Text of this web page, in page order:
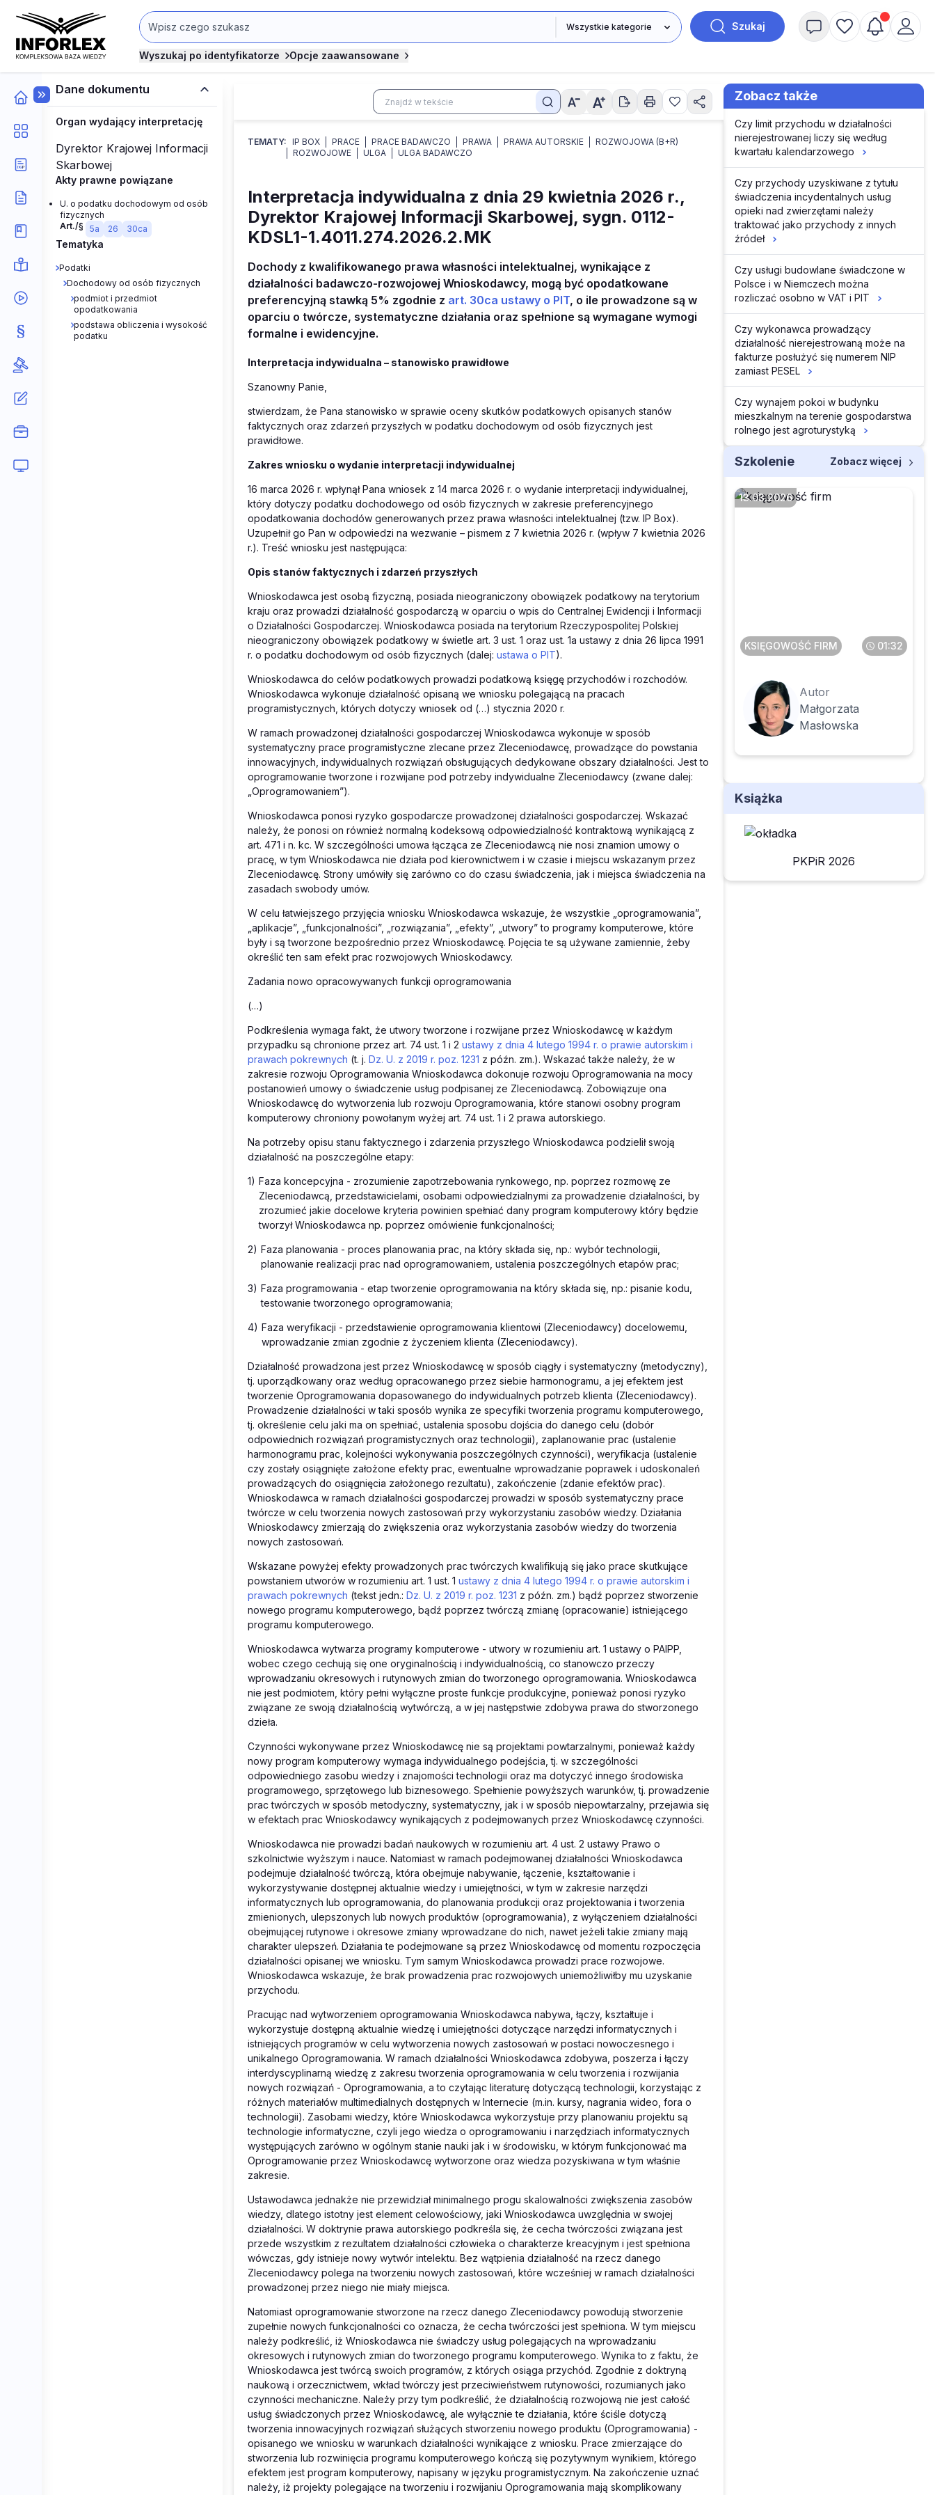
Szukaj
Wyszukaj po identyfikatorze Opcje zaawansowane
Dane dokumentu
Organ wydający interpretację
Dyrektor Krajowej Informacji
Skarbowej
Akty prawne powiązane
U. o podatku dochodowym od osób
fizycznych
Art./§
5a 26 30ca
Tematyka
Podatki
Dochodowy od osób fizycznych
podmiot i przedmiot
opodatkowania
podstawa obliczenia i wysokość
podatku
TEMATY: IP BOX PRACE PRACE BADAWCZO PRAWA PRAWA AUTORSKIE
ROZWOJOWA (B+R)
ROZWOJOWE
ULGA ULGA BADAWCZO
Interpretacja indywidualna z dnia 29 kwietnia 2026 r.,
Dyrektor Krajowej Informacji Skarbowej, sygn. 0112-
KDSL1-1.4011.274.2026.2.MK
Dochody z kwalifikowanego prawa własności intelektualnej, wynikające z
działalności badawczo-rozwojowej Wnioskodawcy, mogą być opodatkowane
preferencyjną stawką 5% zgodnie z art. 30ca ustawy o PIT, o ile prowadzone są w
oparciu o twórcze, systematyczne działania oraz spełnione są wymagane wymogi
formalne i ewidencyjne.
Interpretacja indywidualna – stanowisko prawidłowe
Szanowny Panie,
stwierdzam, że Pana stanowisko w sprawie oceny skutków podatkowych opisanych stanów
faktycznych oraz zdarzeń przyszłych w podatku dochodowym od osób fizycznych jest
prawidłowe.
Zakres wniosku o wydanie interpretacji indywidualnej
16 marca 2026 r. wpłynął Pana wniosek z 14 marca 2026 r. o wydanie interpretacji indywidualnej,
który dotyczy podatku dochodowego od osób fizycznych w zakresie preferencyjnego
opodatkowania dochodów generowanych przez prawa własności intelektualnej (tzw. IP Box).
Uzupełnił go Pan w odpowiedzi na wezwanie – pismem z 7 kwietnia 2026 r. (wpływ 7 kwietnia 2026
r.). Treść wniosku jest następująca:
Opis stanów faktycznych i zdarzeń przyszłych
Wnioskodawca jest osobą fizyczną, posiada nieograniczony obowiązek podatkowy na terytorium
kraju oraz prowadzi działalność gospodarczą w oparciu o wpis do Centralnej Ewidencji i Informacji
o Działalności Gospodarczej. Wnioskodawca posiada na terytorium Rzeczypospolitej Polskiej
nieograniczony obowiązek podatkowy w świetle art. 3 ust. 1 oraz ust. 1a ustawy z dnia 26 lipca 1991
r. o podatku dochodowym od osób fizycznych (dalej: ustawa o PIT).
Wnioskodawca do celów podatkowych prowadzi podatkową księgę przychodów i rozchodów.
Wnioskodawca wykonuje działalność opisaną we wniosku polegającą na pracach
programistycznych, których dotyczy wniosek od (…) stycznia 2020 r.
W ramach prowadzonej działalności gospodarczej Wnioskodawca wykonuje w sposób
systematyczny prace programistyczne zlecane przez Zleceniodawcę, prowadzące do powstania
innowacyjnych, indywidualnych rozwiązań obsługujących dedykowane obszary działalności. Jest to
oprogramowanie tworzone i rozwijane pod potrzeby indywidualne Zleceniodawcy (zwane dalej:
„Oprogramowaniem”).
Wnioskodawca ponosi ryzyko gospodarcze prowadzonej działalności gospodarczej. Wskazać
należy, że ponosi on również normalną kodeksową odpowiedzialność kontraktową wynikającą z
art. 471 i n. kc. W szczególności umowa łącząca ze Zleceniodawcą nie nosi znamion umowy o
pracę, w tym Wnioskodawca nie działa pod kierownictwem i w czasie i miejscu wskazanym przez
Zleceniodawcę. Strony umówiły się zarówno co do czasu świadczenia, jak i miejsca świadczenia na
zasadach swobody umów.
W celu łatwiejszego przyjęcia wniosku Wnioskodawca wskazuje, że wszystkie „oprogramowania”,
„aplikacje”, „funkcjonalności”, „rozwiązania”, „efekty”, „utwory” to programy komputerowe, które
były i są tworzone bezpośrednio przez Wnioskodawcę. Pojęcia te są używane zamiennie, żeby
określić ten sam efekt prac rozwojowych Wnioskodawcy.
Zadania nowo opracowywanych funkcji oprogramowania
(…)
Podkreślenia wymaga fakt, że utwory tworzone i rozwijane przez Wnioskodawcę w każdym
przypadku są chronione przez art. 74 ust. 1 i 2 ustawy z dnia 4 lutego 1994 r. o prawie autorskim i
prawach pokrewnych (t. j. Dz. U. z 2019 r. poz. 1231 z późn. zm.). Wskazać także należy, że w
zakresie rozwoju Oprogramowania Wnioskodawca dokonuje rozwoju Oprogramowania na mocy
postanowień umowy o świadczenie usług podpisanej ze Zleceniodawcą. Zobowiązuje ona
Wnioskodawcę do wytworzenia lub rozwoju Oprogramowania, które stanowi osobny program
komputerowy chroniony powołanym wyżej art. 74 ust. 1 i 2 prawa autorskiego.
Na potrzeby opisu stanu faktycznego i zdarzenia przyszłego Wnioskodawca podzielił swoją
działalność na poszczególne etapy:
1) Faza koncepcyjna - zrozumienie zapotrzebowania rynkowego, np. poprzez rozmowę ze
Zleceniodawcą, przedstawicielami, osobami odpowiedzialnymi za prowadzenie działalności, by
zrozumieć jakie docelowe kryteria powinien spełniać dany program komputerowy który będzie
tworzył Wnioskodawca np. poprzez omówienie funkcjonalności;
2) Faza planowania - proces planowania prac, na który składa się, np.: wybór technologii,
planowanie realizacji prac nad oprogramowaniem, ustalenia poszczególnych etapów prac;
3) Faza programowania - etap tworzenie oprogramowania na który składa się, np.: pisanie kodu,
testowanie tworzonego oprogramowania;
4) Faza weryfikacji - przedstawienie oprogramowania klientowi (Zleceniodawcy) docelowemu,
wprowadzanie zmian zgodnie z życzeniem klienta (Zleceniodawcy).
Działalność prowadzona jest przez Wnioskodawcę w sposób ciągły i systematyczny (metodyczny),
tj. uporządkowany oraz według opracowanego przez siebie harmonogramu, a jej efektem jest
tworzenie Oprogramowania dopasowanego do indywidualnych potrzeb klienta (Zleceniodawcy).
Prowadzenie działalności w taki sposób wynika ze specyfiki tworzenia programu komputerowego,
tj. określenie celu jaki ma on spełniać, ustalenia sposobu dojścia do danego celu (dobór
odpowiednich rozwiązań programistycznych oraz technologii), zaplanowanie prac (ustalenie
harmonogramu prac, kolejności wykonywania poszczególnych czynności), weryfikacja (ustalenie
czy zostały osiągnięte założone efekty prac, ewentualne wprowadzanie poprawek i udoskonaleń
prowadzących do osiągnięcia założonego rezultatu), zakończenie (zdanie efektów prac).
Wnioskodawca w ramach działalności gospodarczej prowadzi w sposób systematyczny prace
twórcze w celu tworzenia nowych zastosowań przy wykorzystaniu zasobów wiedzy. Działania
Wnioskodawcy zmierzają do zwiększenia oraz wykorzystania zasobów wiedzy do tworzenia
nowych zastosowań.
Wskazane powyżej efekty prowadzonych prac twórczych kwalifikują się jako prace skutkujące
powstaniem utworów w rozumieniu art. 1 ust. 1 ustawy z dnia 4 lutego 1994 r. o prawie autorskim i
prawach pokrewnych (tekst jedn.: Dz. U. z 2019 r. poz. 1231 z późn. zm.) bądź poprzez stworzenie
nowego programu komputerowego, bądź poprzez twórczą zmianę (opracowanie) istniejącego
programu komputerowego.
Wnioskodawca wytwarza programy komputerowe - utwory w rozumieniu art. 1 ustawy o PAIPP,
wobec czego cechują się one oryginalnością i indywidualnością, co stanowczo przeczy
wprowadzaniu okresowych i rutynowych zmian do tworzonego oprogramowania. Wnioskodawca
nie jest podmiotem, który pełni wyłączne proste funkcje produkcyjne, ponieważ ponosi ryzyko
związane ze swoją działalnością wytwórczą, a w jej następstwie zdobywa prawa do stworzonego
dzieła.
Czynności wykonywane przez Wnioskodawcę nie są projektami powtarzalnymi, ponieważ każdy
nowy program komputerowy wymaga indywidualnego podejścia, tj. w szczególności
odpowiedniego zasobu wiedzy i znajomości technologii oraz ma dotyczyć innego środowiska
programowego, sprzętowego lub biznesowego. Spełnienie powyższych warunków, tj. prowadzenie
prac twórczych w sposób metodyczny, systematyczny, jak i w sposób niepowtarzalny, przejawia się
w efektach prac Wnioskodawcy wynikających z podejmowanych przez Wnioskodawcę czynności.
Wnioskodawca nie prowadzi badań naukowych w rozumieniu art. 4 ust. 2 ustawy Prawo o
szkolnictwie wyższym i nauce. Natomiast w ramach podejmowanej działalności Wnioskodawca
podejmuje działalność twórczą, która obejmuje nabywanie, łączenie, kształtowanie i
wykorzystywanie dostępnej aktualnie wiedzy i umiejętności, w tym w zakresie narzędzi
informatycznych lub oprogramowania, do planowania produkcji oraz projektowania i tworzenia
zmienionych, ulepszonych lub nowych produktów (oprogramowania), z wyłączeniem działalności
obejmującej rutynowe i okresowe zmiany wprowadzane do nich, nawet jeżeli takie zmiany mają
charakter ulepszeń. Działania te podejmowane są przez Wnioskodawcę od momentu rozpoczęcia
działalności opisanej we wniosku. Tym samym Wnioskodawca prowadzi prace rozwojowe.
Wnioskodawca wskazuje, że brak prowadzenia prac rozwojowych uniemożliwiłby mu uzyskanie
przychodu.
Pracując nad wytworzeniem oprogramowania Wnioskodawca nabywa, łączy, kształtuje i
wykorzystuje dostępną aktualnie wiedzę i umiejętności dotyczące narzędzi informatycznych i
istniejących programów w celu wytworzenia nowych zastosowań w postaci nowoczesnego i
unikalnego Oprogramowania. W ramach działalności Wnioskodawca zdobywa, poszerza i łączy
interdyscyplinarną wiedzę z zakresu tworzenia oprogramowania w celu tworzenia i rozwijania
nowych rozwiązań - Oprogramowania, a to czytając literaturę dotyczącą technologii, korzystając z
różnych materiałów multimedialnych dostępnych w Internecie (m.in. kursy, nagrania wideo, fora o
technologii). Zasobami wiedzy, które Wnioskodawca wykorzystuje przy planowaniu projektu są
technologie informatyczne, czyli jego wiedza o oprogramowaniu i narzędziach informatycznych
występujących zarówno w ogólnym stanie nauki jak i w środowisku, w którym funkcjonować ma
Oprogramowanie przez Wnioskodawcę wytworzone oraz wiedza pozyskiwana w tym właśnie
zakresie.
Ustawodawca jednakże nie przewidział minimalnego progu skalowalności zwiększenia zasobów
wiedzy, dlatego istotny jest element celowościowy, jaki Wnioskodawca uwzględnia w swojej
działalności. W doktrynie prawa autorskiego podkreśla się, że cecha twórczości związana jest
przede wszystkim z rezultatem działalności człowieka o charakterze kreacyjnym i jest spełniona
wówczas, gdy istnieje nowy wytwór intelektu. Bez wątpienia działalność na rzecz danego
Zleceniodawcy polega na tworzeniu nowych zastosowań, które wcześniej w ramach działalności
prowadzonej przez niego nie miały miejsca.
Natomiast oprogramowanie stworzone na rzecz danego Zleceniodawcy powodują stworzenie
zupełnie nowych funkcjonalności co oznacza, że cecha twórczości jest spełniona. W tym miejscu
należy podkreślić, iż Wnioskodawca nie świadczy usług polegających na wprowadzaniu
okresowych i rutynowych zmian do tworzonego programu komputerowego. Wynika to z faktu, że
Wnioskodawca jest twórcą swoich programów, z których osiąga przychód. Zgodnie z doktryną
naukową i orzecznictwem, wkład twórczy jest przeciwieństwem rutynowości, rozumianych jako
czynności mechaniczne. Należy przy tym podkreślić, że działalnością rozwojową nie jest całość
usług świadczonych przez Wnioskodawcę, ale wyłącznie te działania, które ściśle dotyczą
tworzenia innowacyjnych rozwiązań służących stworzeniu nowego produktu (Oprogramowania) -
opisanego we wniosku w warunkach działalności wynikające z wniosku. Prace zmierzające do
stworzenia lub rozwinięcia programu komputerowego kończą się pozytywnym wynikiem, którego
efektem jest program komputerowy, napisany w języku programistycznym. Na zakończenie uznać
należy, iż projekty polegające na tworzeniu i rozwijaniu Oprogramowania mają skomplikowany
Zobacz także
Czy limit przychodu w działalności
nierejestrowanej liczy się według
kwartału kalendarzowego
Czy przychody uzyskiwane z tytułu
świadczenia incydentalnych usług
opieki nad zwierzętami należy
traktować jako przychody z innych
źródeł
Czy usługi budowlane świadczone w
Polsce i w Niemczech można
rozliczać osobno w VAT i PIT
Czy wykonawca prowadzący
działalność nierejestrowaną może na
fakturze posłużyć się numerem NIP
zamiast PESEL
Czy wynajem pokoi w budynku
mieszkalnym na terenie gospodarstwa
rolnego jest agroturystyką
Szkolenie Zobacz więcej
13.03.2026
KSIĘGOWOŚĆ FIRM 01:32
Autor
Małgorzata
Masłowska
Książka
PKPiR 2026